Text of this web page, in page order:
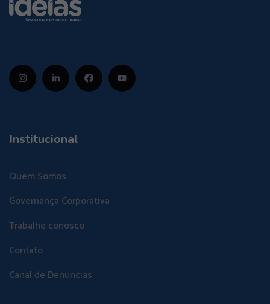
Institucional
Quem Somos
Governança Corporativa
Trabalhe conosco
Contato
Canal de Denúncias